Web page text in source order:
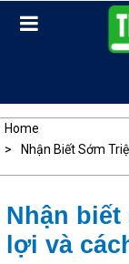
Skip
Home
Nhận Biết Sớm
Nhận
lợi và